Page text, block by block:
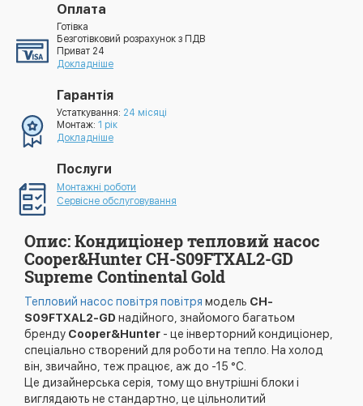
Оплата
Готівка
Безготівковий розрахунок з ПДВ
Приват 24
Докладніше
Гарантія
Устаткування: 24 місяці
Монтаж: 1 рік
Докладніше
Послуги
Монтажні роботи
Сервісне обслуговування
Опис: Кондиціонер тепловий насос
Cooper&Hunter CH-S09FTXAL2-GD
Supreme Continental Gold
Тепловий насос повітря повітря модель CH-
S09FTXAL2-GD надійного, знайомого багатьом
бренду Cooper&Hunter - це інверторний кондиціонер,
спеціально створений для роботи на тепло. На холод
він, звичайно, теж працює, аж до -15 °C.
Це дизайнерська серія, тому що внутрішні блоки і
виглядають не стандартно, це цільнолитий